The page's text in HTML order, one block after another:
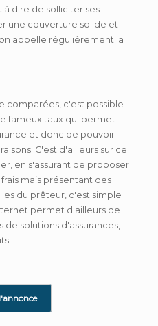
dire de solliciter ses
une couverture solide et
appelle régulièrement la
comparées, c'est possible
fameux taux qui permet
et donc de pouvoir
C'est d'ailleurs sur ce
en s'assurant de proposer
mais présentant des
du prêteur, c'est simple
permet d'ailleurs de
de solutions d'assurances,